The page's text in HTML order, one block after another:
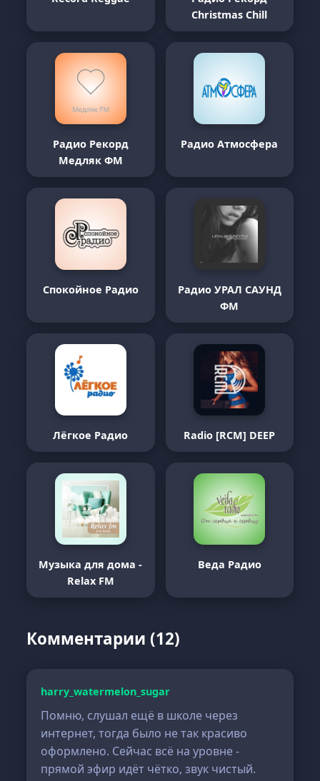
Christmas Chill
Радио Рекорд
Медляк ФМ
Радио Атмосфера
Спокойное Радио
Радио УРАЛ САУНД
ФМ
Лёгкое Радио Radio [RCM] DEEP
Музыка для дома -
Relax FM
Веда Радио
Комментарии (12)
harry_watermelon_sugar
Помню, слушал ещё в школе через
интернет, тогда было не так красиво
оформлено. Сейчас всё на уровне -
прямой эфир идёт чётко, звук чистый.